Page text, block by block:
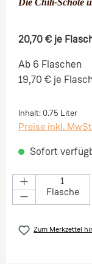
Die Chili-Schote
20,70 € je
Ab 6 Flaschen
19,70 € je
Inhalt: 0.75 Liter
Preise inkl.
Sofort
Flasche
Zum Merkzettel